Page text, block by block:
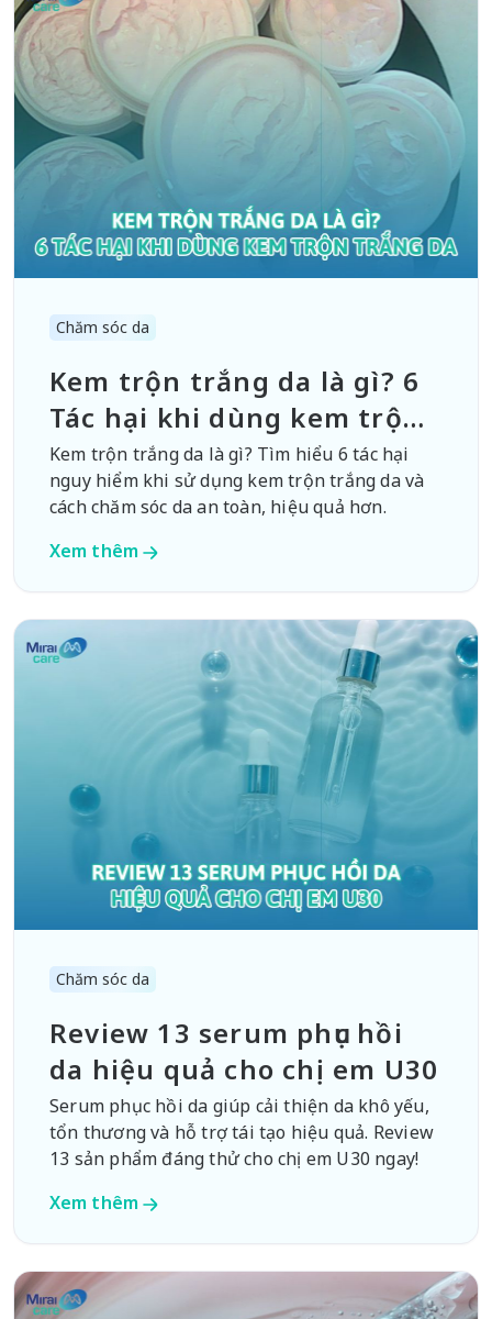
Chăm sóc da
Kem trộn trắng da là gì? 6
Tác hại khi dùng kem trộn
trắng da
Kem trộn trắng da là gì? Tìm hiểu 6 tác hại
nguy hiểm khi sử dụng kem trộn trắng da và
cách chăm sóc da an toàn, hiệu quả hơn.
Xem thêm
Chăm sóc da
Review 13 serum phục hồi
da hiệu quả cho chị em U30
Serum phục hồi da giúp cải thiện da khô yếu,
tổn thương và hỗ trợ tái tạo hiệu quả. Review
13 sản phẩm đáng thử cho chị em U30 ngay!
Xem thêm